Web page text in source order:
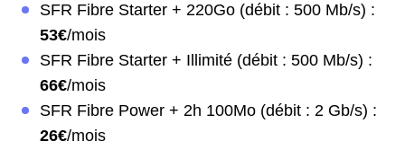
SFR Fibre Starter + 220Go (débit : 500 Mb/s) :
53€/mois
SFR Fibre Starter + Illimité (débit : 500 Mb/s) :
66€/mois
SFR Fibre Power + 2h 100Mo (débit : 2 Gb/s) :
26€/mois